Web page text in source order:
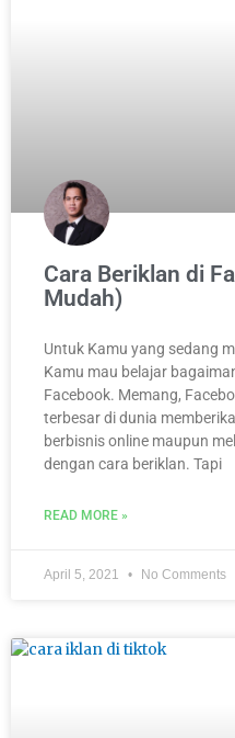
Cara Beriklan di
Mudah)
Untuk Kamu yang sedang
Kamu mau belajar
Facebook. Memang,
terbesar di dunia
berbisnis online maupun
dengan cara beriklan. Tapi
READ MORE »
April 5, 2021 No Comments